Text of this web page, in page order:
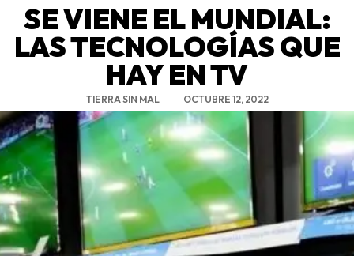
SE VIENE EL MUNDIAL:
LAS TECNOLOGÍAS QUE
HAY EN TV
TIERRA SIN MAL OCTUBRE 12, 2022